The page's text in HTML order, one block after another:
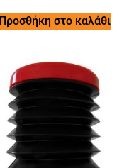
Προσθήκη στο καλάθι